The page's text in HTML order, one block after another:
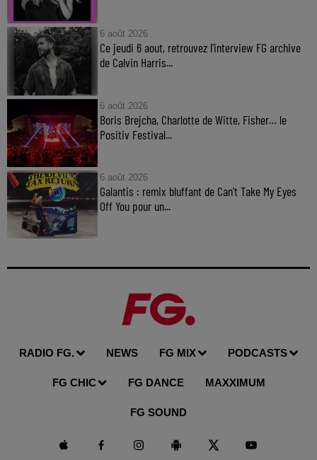
6 août 2026
Ce jeudi 6 aout, retrouvez l'interview FG archive
de Calvin Harris...
6 août 2026
Boris Brejcha, Charlotte de Witte, Fisher… le
Positiv Festival...
6 août 2026
Galantis : remix bluffant de Can’t Take My Eyes
Off You pour un...
RADIO FG. NEWS FG MIX PODCASTS
FG CHIC FG DANCE MAXXIMUM
FG SOUND